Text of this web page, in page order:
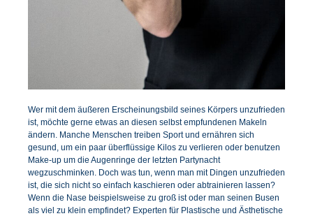
Wer mit dem äußeren Erscheinungsbild seines Körpers unzufrieden
ist, möchte gerne etwas an diesen selbst empfundenen Makeln
ändern. Manche Menschen treiben Sport und ernähren sich
gesund, um ein paar überflüssige Kilos zu verlieren oder benutzen
Make-up um die Augenringe der letzten Partynacht
wegzuschminken. Doch was tun, wenn man mit Dingen unzufrieden
ist, die sich nicht so einfach kaschieren oder abtrainieren lassen?
Wenn die Nase beispielsweise zu groß ist oder man seinen Busen
als viel zu klein empfindet? Experten für Plastische und Ästhetische